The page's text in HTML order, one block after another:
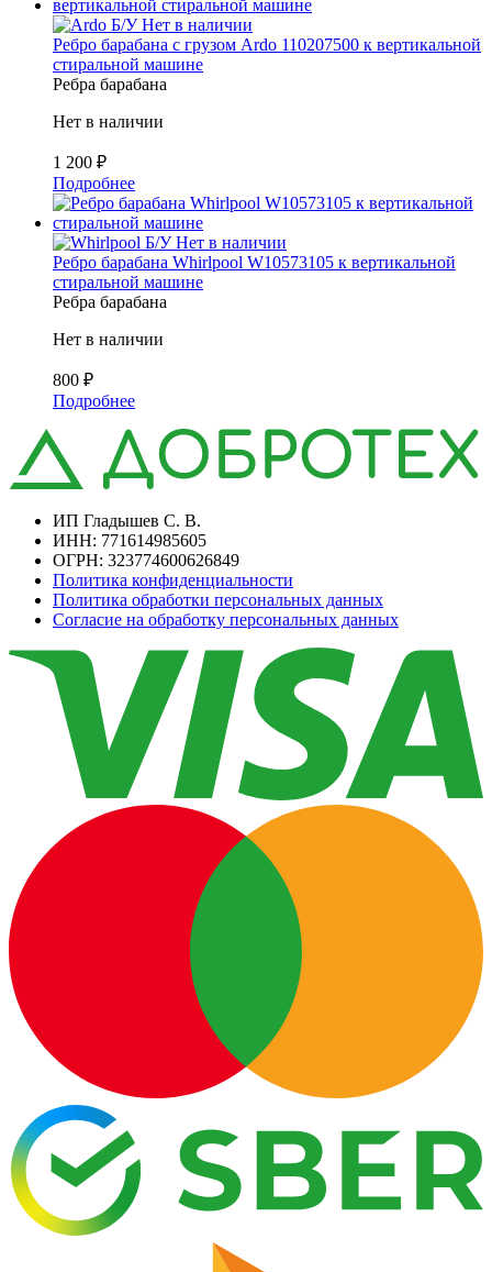
Б/У Нет в наличии
Ребро барабана с грузом Ardo 110207500 к вертикальной
стиральной машине
Ребра барабана
Нет в наличии
1 200 ₽
Подробнее
Б/У Нет в наличии
Ребро барабана Whirlpool W10573105 к вертикальной
стиральной машине
Ребра барабана
Нет в наличии
800 ₽
Подробнее
ИП Гладышев С. В.
ИНН: 771614985605
ОГРН: 323774600626849
Политика конфиденциальности
Политика обработки персональных данных
Согласие на обработку персональных данных